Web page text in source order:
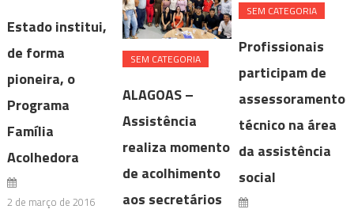
Estado institui,
de forma
pioneira, o
Programa
Família
Acolhedora
2 de março de 2016
SEM CATEGORIA
ALAGOAS –
Assistência
realiza momento
de acolhimento
aos secretários
SEM CATEGORIA
Profissionais
participam de
assessoramento
técnico na área
da assistência
social